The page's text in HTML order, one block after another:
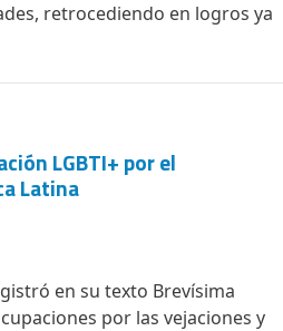
retrocediendo en logros ya
LGBTI+ por el
Latina
en su texto Brevísima
por las vejaciones y